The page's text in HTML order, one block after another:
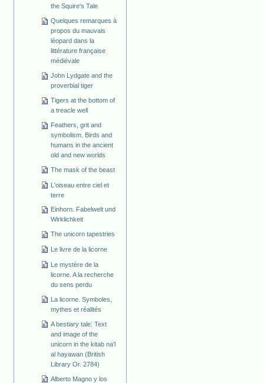
the Squire's Tale
Quelques remarques à
propos du mauvais
léopard dans la
littérature française
médiévale
John Lydgate and the
proverbial tiger
Tigers at the bottom of
a treacle well
Feathers, grit and
symbolism. Birds and
humans in the ancient
old and new worlds
The mask of the beast
L'oiseau entre ciel et
terre
Einhorn. Fabelwelt und
Wirklichkeit
The unicorn tapestries
Le livre de la licorne
Le mystère de la
licorne. A la recherche
du sens perdu
La licorne. Symboles,
mythes et réalités
A bestiary tale: Text
and image of the
unicorn in the kitab na'l
al hayawan (British
Library Or. 2784)
Alberto Magno y los